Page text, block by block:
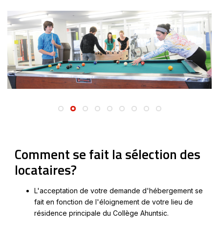
Comment se fait la sélection des
locataires?
L'acceptation de votre demande d'hébergement se
fait en fonction de l'éloignement de votre lieu de
résidence principale du Collège Ahuntsic.